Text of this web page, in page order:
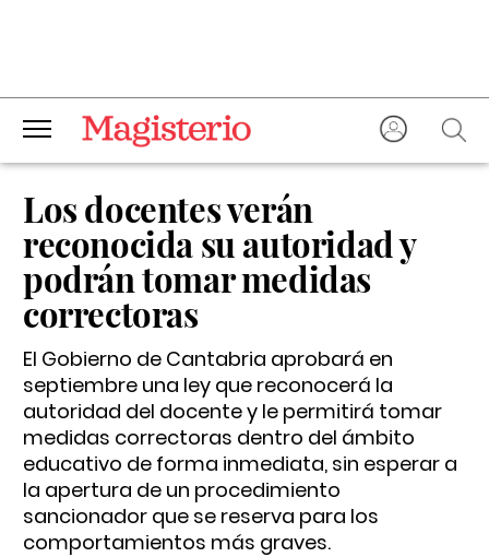
Los docentes verán
reconocida su autoridad y
podrán tomar medidas
correctoras
El Gobierno de Cantabria aprobará en
septiembre una ley que reconocerá la
autoridad del docente y le permitirá tomar
medidas correctoras dentro del ámbito
educativo de forma inmediata, sin esperar a
la apertura de un procedimiento
sancionador que se reserva para los
comportamientos más graves.